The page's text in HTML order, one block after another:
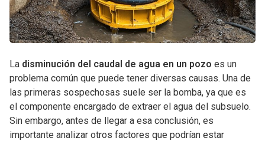
La disminución del caudal de agua en un pozo es un
problema común que puede tener diversas causas. Una de
las primeras sospechosas suele ser la bomba, ya que es
el componente encargado de extraer el agua del subsuelo.
Sin embargo, antes de llegar a esa conclusión, es
importante analizar otros factores que podrían estar